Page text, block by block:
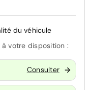
du véhicule
votre disposition :
Consulter